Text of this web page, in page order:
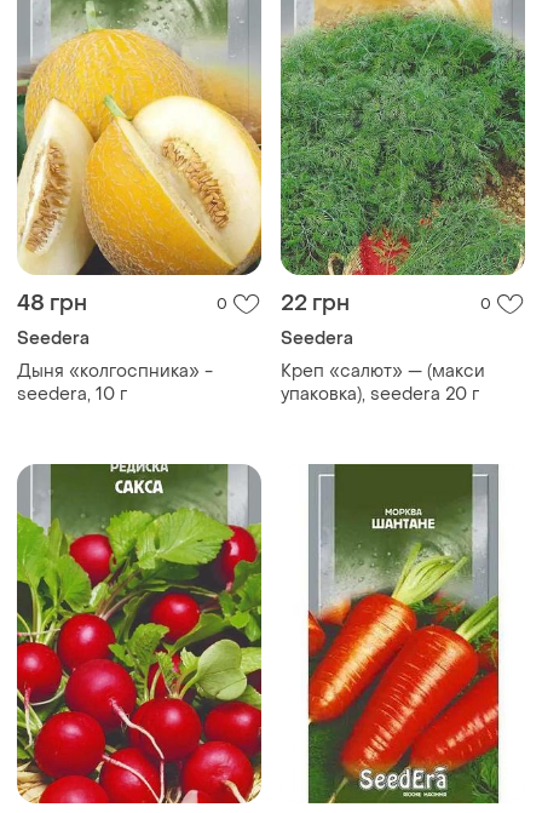
48 грн 0
Seedera
Дыня «колгоспника» -
seedera, 10 г
22 грн 0
Seedera
Креп «салют» — (макси
упаковка), seedera 20 г